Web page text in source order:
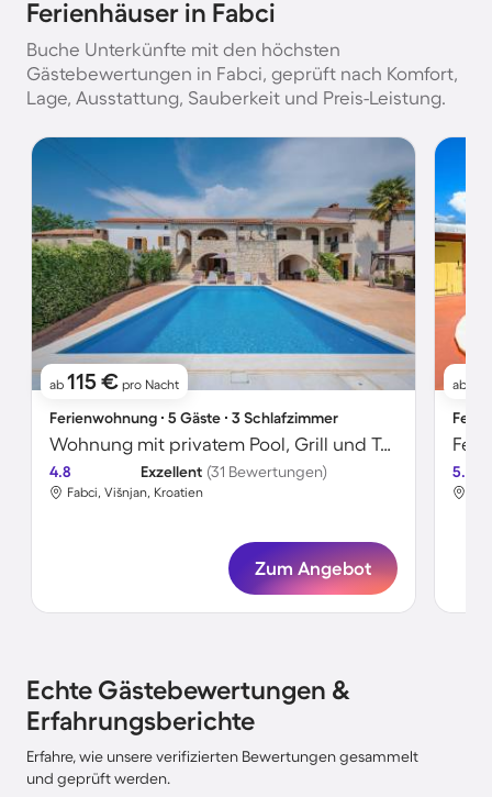
Ferienhäuser in Fabci
Buche Unterkünfte mit den höchsten
Gästebewertungen in Fabci, geprüft nach Komfort,
Lage, Ausstattung, Sauberkeit und Preis-Leistung.
ab 115 € pro Nacht
Ferienwohnung ∙ 5 Gäste ∙ 3 Schlafzimmer
Wohnung mit privatem Pool, Grill und Terrasse
4.8 Exzellent (31 Bewertungen)
Fabci, Višnjan, Kroatien
Zum Angebot
ab
5.0
Echte Gästebewertungen &
Erfahrungsberichte
Erfahre, wie unsere verifizierten Bewertungen gesammelt
und geprüft werden.